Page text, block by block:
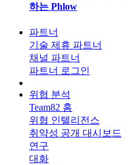
하는 Phlow
파트너
기술 제휴 파트너
채널 파트너
파트너 로그인
위협 분석
Team82 홈
위협 인텔리전스
취약성 공개 대시보드
연구
대화